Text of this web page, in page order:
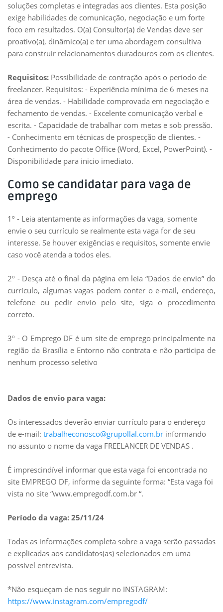
soluções completas e integradas aos clientes. Esta posição
exige habilidades de comunicação, negociação e um forte
foco em resultados. O(a) Consultor(a) de Vendas deve ser
proativo(a), dinâmico(a) e ter uma abordagem consultiva
para construir relacionamentos duradouros com os clientes.
Requisitos: Possibilidade de contração após o período de
freelancer. Requisitos: - Experiência mínima de 6 meses na
área de vendas. - Habilidade comprovada em negociação e
fechamento de vendas. - Excelente comunicação verbal e
escrita. - Capacidade de trabalhar com metas e sob pressão.
- Conhecimento em técnicas de prospecção de clientes. -
Conhecimento do pacote Office (Word, Excel, PowerPoint). -
Disponibilidade para inicio imediato.
Como se candidatar para vaga de
emprego
1º - Leia atentamente as informações da vaga, somente
envie o seu currículo se realmente esta vaga for de seu
interesse. Se houver exigências e requisitos, somente envie
caso você atenda a todos eles.
2º - Desça até o final da página em leia “Dados de envio” do
currículo, algumas vagas podem conter o e-mail, endereço,
telefone ou pedir envio pelo site, siga o procedimento
correto.
3º - O Emprego DF é um site de emprego principalmente na
região da Brasília e Entorno não contrata e não participa de
nenhum processo seletivo
Dados de envio para vaga:
Os interessados deverão enviar currículo para o endereço
de e-mail: trabalheconosco@grupollal.com.br informando
no assunto o nome da vaga FREELANCER DE VENDAS .
É imprescindível informar que esta vaga foi encontrada no
site EMPREGO DF, informe da seguinte forma: “Esta vaga foi
vista no site “www.empregodf.com.br “.
Período da vaga: 25/11/24
Todas as informações completa sobre a vaga serão passadas
e explicadas aos candidatos(as) selecionados em uma
possível entrevista.
*Não esqueçam de nos seguir no INSTAGRAM:
https://www.instagram.com/empregodf/